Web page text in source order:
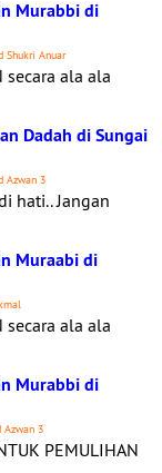
Murabbi di
Shukri Anuar
secara ala ala
Dadah di Sungai
Azwan 3
hati.. Jangan
Muraabi di
secara ala ala
Murabbi di
Azwan 3
PEMULIHAN